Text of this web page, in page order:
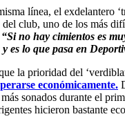
línea, el exdelantero
del club, uno de los más
“Si no hay cimientos es
y es lo que pasa en
la prioridad del
económicamente.
sonados durante el
hicieron bastante